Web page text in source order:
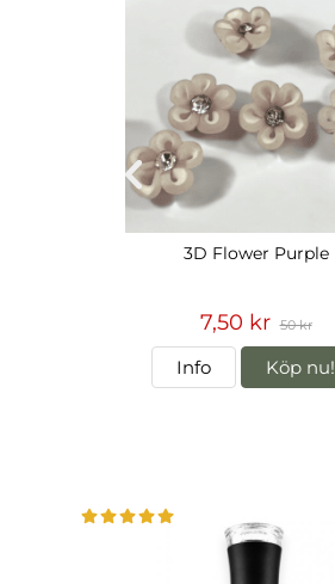
3D Flower Purple
7,50 kr 50 kr
Info Köp nu!